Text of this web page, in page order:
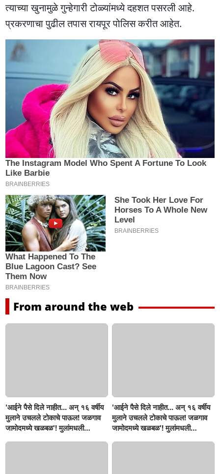
त्याच्या खुनामुळे गुन्हेगारी टोळ्यांमध्ये दहशत पसरली आहे.
प्रकरणाचा पुढील तपास रायपूर पोलिस करीत आहेत.
From around the web
'आईने पैसे दिले नाहीत... अन् १६ वर्षीय
मुलाने उचलले टोकाचे पाऊल! जळगाव
जामोदमध्ये खळबळ'! मुलांमधली
'आईने पैसे दिले नाहीत... अन् १६ वर्षीय
मुलाने उचलले टोकाचे पाऊल! जळगाव
जामोदमध्ये खळबळ'! मुलांमधली